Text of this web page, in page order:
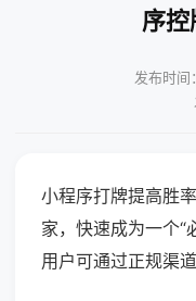
序
发布时
小程序打牌提高胜
家，快速成为一个“
用户可通过正规渠道